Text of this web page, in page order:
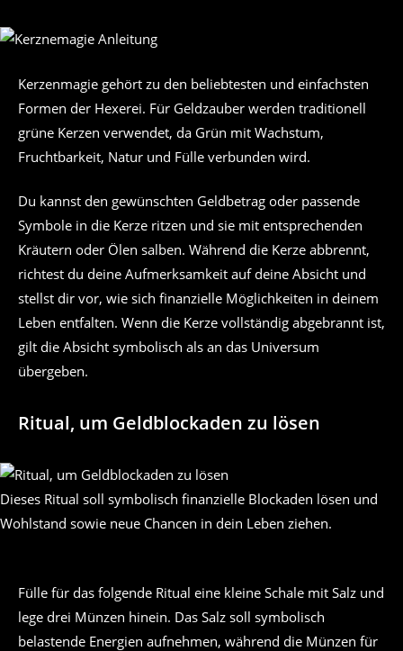
Kerzenmagie gehört zu den beliebtesten und einfachsten
Formen der Hexerei. Für Geldzauber werden traditionell
grüne Kerzen verwendet, da Grün mit Wachstum,
Fruchtbarkeit, Natur und Fülle verbunden wird.
Du kannst den gewünschten Geldbetrag oder passende
Symbole in die Kerze ritzen und sie mit entsprechenden
Kräutern oder Ölen salben. Während die Kerze abbrennt,
richtest du deine Aufmerksamkeit auf deine Absicht und
stellst dir vor, wie sich finanzielle Möglichkeiten in deinem
Leben entfalten. Wenn die Kerze vollständig abgebrannt ist,
gilt die Absicht symbolisch als an das Universum
übergeben.
Ritual, um Geldblockaden zu lösen
Dieses Ritual soll symbolisch finanzielle Blockaden lösen und
Wohlstand sowie neue Chancen in dein Leben ziehen.
Fülle für das folgende Ritual eine kleine Schale mit Salz und
lege drei Münzen hinein. Das Salz soll symbolisch
belastende Energien aufnehmen, während die Münzen für